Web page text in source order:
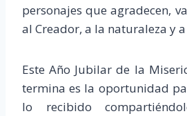
personajes que agradecen,
al Creador, a la naturaleza y
Este Año Jubilar de la
termina es la oportunidad
lo recibido